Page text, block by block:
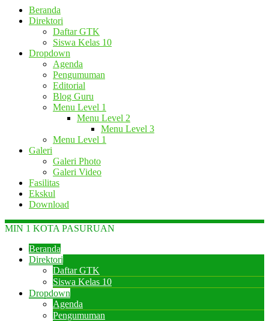
Beranda
Direktori
Daftar GTK
Siswa Kelas 10
Dropdown
Agenda
Pengumuman
Editorial
Blog Guru
Menu Level 1
Menu Level 2
Menu Level 3
Menu Level 1
Galeri
Galeri Photo
Galeri Video
Fasilitas
Ekskul
Download
MIN 1 KOTA PASURUAN
Beranda
Direktori
Daftar GTK
Siswa Kelas 10
Dropdown
Agenda
Pengumuman